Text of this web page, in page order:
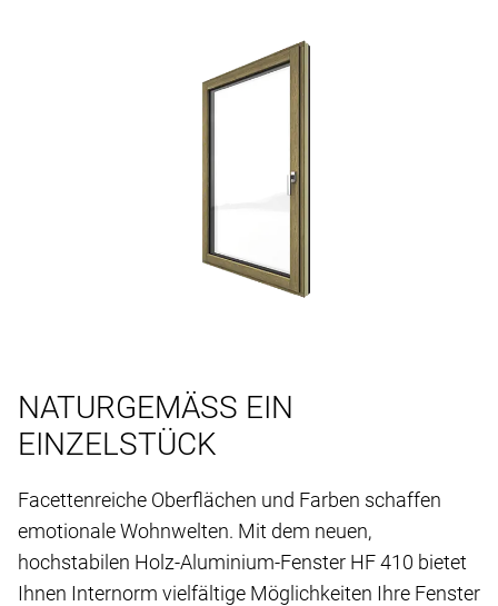
NATURGEMÄSS EIN
EINZELSTÜCK
Facettenreiche Oberflächen und Farben schaffen
emotionale Wohnwelten. Mit dem neuen,
hochstabilen Holz-Aluminium-Fenster HF 410 bietet
Ihnen Internorm vielfältige Möglichkeiten Ihre Fenster